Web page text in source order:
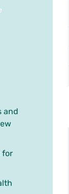
and
for